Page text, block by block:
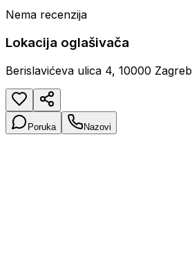
Nema recenzija
Lokacija oglašivača
Berislavićeva ulica 4, 10000 Zagreb
Poruka Nazovi